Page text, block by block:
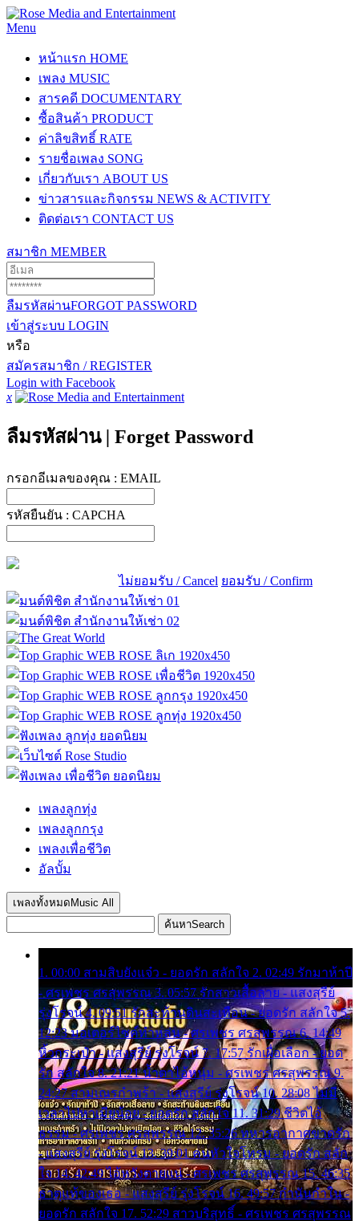
Menu
หน้าแรก HOME
เพลง MUSIC
สารคดี DOCUMENTARY
ซื้อสินค้า PRODUCT
ค่าลิขสิทธิ์ RATE
รายชื่อเพลง SONG
เกี่ยวกับเรา ABOUT US
ข่าวสารและกิจกรรม NEWS & ACTIVITY
ติดต่อเรา CONTACT US
สมาชิก MEMBER
ลืมรหัสผ่านFORGOT PASSWORD
เข้าสู่ระบบ LOGIN
หรือ
สมัครสมาชิก / REGISTER
Login with Facebook
x
ลืมรหัสผ่าน | Forget Password
กรอกอีเมลของคุณ : EMAIL
รหัสยืนยัน : CAPCHA
ไม่ยอมรับ / Cancel ยอมรับ / Confirm
เพลงลูกทุ่ง
เพลงลูกกรุง
เพลงเพื่อชีวิต
อัลบั้ม
เพลงทั้งหมด Music All
ค้นหาSearch
1. 00:00 สามสิบยังแจ๋ว - ยอดรัก สลักใจ 2. 02:49 รักมาห้าปี
- ศรเพชร ศรสุพรรณ 3. 05:57 รักสาวเสื้อลาย - แสงสุรีย์
รุ่งโรจน์ 4. 09:51 รักสะท้านดินสะเทือน - ยอดรัก สลักใจ 5.
12:23 มอเตอร์ไซค์ทำหล่น - ศรเพชร ศรสุพรรณ 6. 14:49
หิ้วกระเป๋า - แสงสุรีย์ รุ่งโรจน์ 7. 17:57 รักเผื่อเลือก - ยอด
รัก สลักใจ 8. 21:21 น้ำตาไอ้หนุ่ม - ศรเพชร ศรสุพรรณ 9.
24:27 สามเณรกำพร้า - แสงสุรีย์ รุ่งโรจน์ 10. 28:08 ไม่มี
เวลาไปหาเมียน้อย - ยอดรัก สลักใจ 11. 31:29 ชีวิตไอ้
ธรรม - ศรเพชร ศรสุพรรณ 12. 35:26 ทหารอากาศขาดรัก
- แสงสุรีย์ รุ่งโรจน์ 13. 39:01 คนหัวใจโทรม - ยอดรัก สลัก
ใจ 14. 42:49 ไอ้หวังตายแน่ - ศรเพชร ศรสุพรรณ 15. 46:35
ธาตุแท้ของเธอ - แสงสุรีย์ รุ่งโรจน์ 16. 49:57 กำนันกำใน -
ยอดรัก สลักใจ 17. 52:29 สาวบริสุทธิ์ - ศรเพชร ศรสุพรรณ